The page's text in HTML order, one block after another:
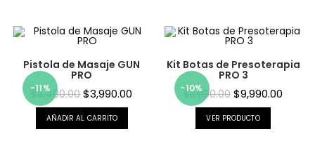
-11%
Pistola de Masaje GUN
PRO
$4,490.00 $3,990.00
AÑADIR AL CARRITO
-10%
Kit Botas de Presoterapia
PRO 3
$11,090.00 $9,990.00
VER PRODUCTO